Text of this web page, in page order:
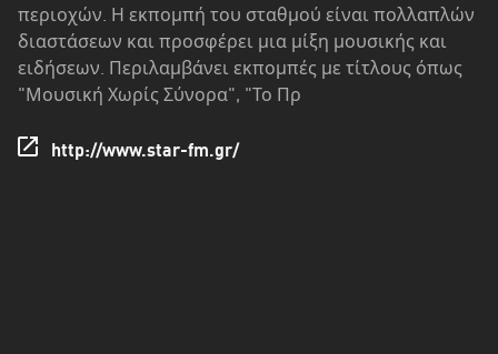
Κρήτη
Νότιο
Αιγαίο
Πελοπόννησος
περιοχών. Η εκπομπή του σταθμού είναι πολλαπλών
διαστάσεων και προσφέρει μια μίξη μουσικής και
ειδήσεων. Περιλαμβάνει εκπομπές με τίτλους όπως
"Μουσική Χωρίς Σύνορα", "Το Πρ
http://www.star-fm.gr/